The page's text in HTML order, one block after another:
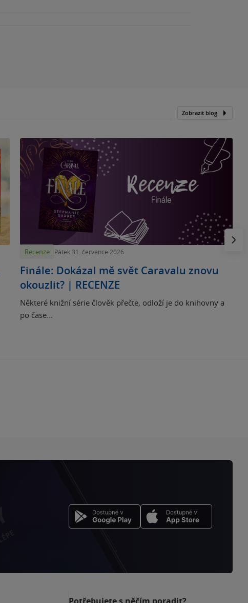
Zobrazit blog
Recenze Pátek 31. července 2026
Finále: Dokázal mě svět Caravalu znovu
okouzlit? | RECENZE
Některé knižní série člověk přečte, odloží je do knihovny a
po čase...
Potřebujete s něčím poradit?